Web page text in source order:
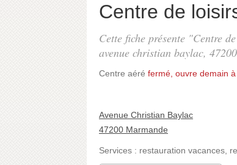
Centre de
Cette fiche présente "Centre
avenue christian baylac,
Centre aéré fermé, ouvre demain
Avenue Christian Baylac
47200 Marmande
Services : restauration vacances